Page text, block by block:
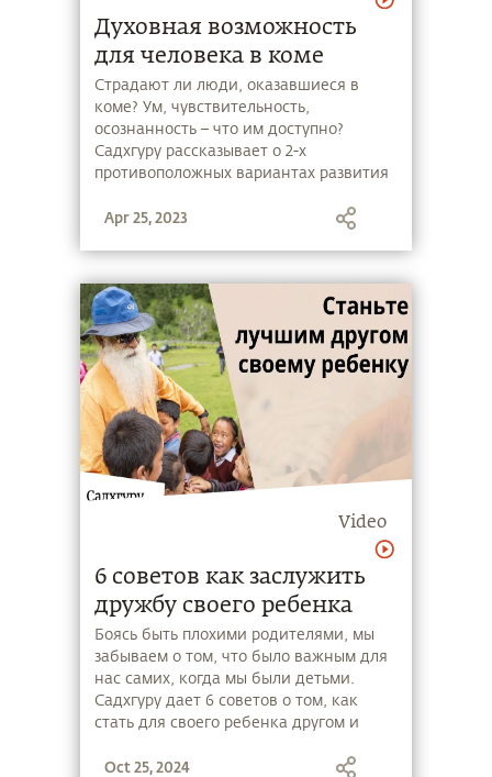
Духовная возможность
для человека в коме
Страдают ли люди, оказавшиеся в
коме? Ум, чувствительность,
осознанность – что им доступно?
Садхгуру рассказывает о 2-х
противоположных вариантах развития
случае человеку доступна духовная
Apr 25, 2023
Video
6 советов как заслужить
дружбу своего ребенка
Боясь быть плохими родителями, мы
забываем о том, что было важным для
нас самих, когда мы были детьми.
Садхгуру дает 6 советов о том, как
стать для своего ребенка другом и
которые помогут ему расцвести.
Oct 25, 2024